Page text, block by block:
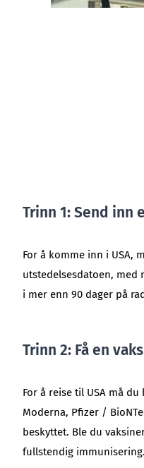
Trinn 1: Send inn
For å komme inn i USA,
utstedelsesdatoen, med
i mer enn 90 dager på
Trinn 2: Få en
For å reise til USA må
Moderna, Pfizer /
beskyttet. Ble du
fullstendig